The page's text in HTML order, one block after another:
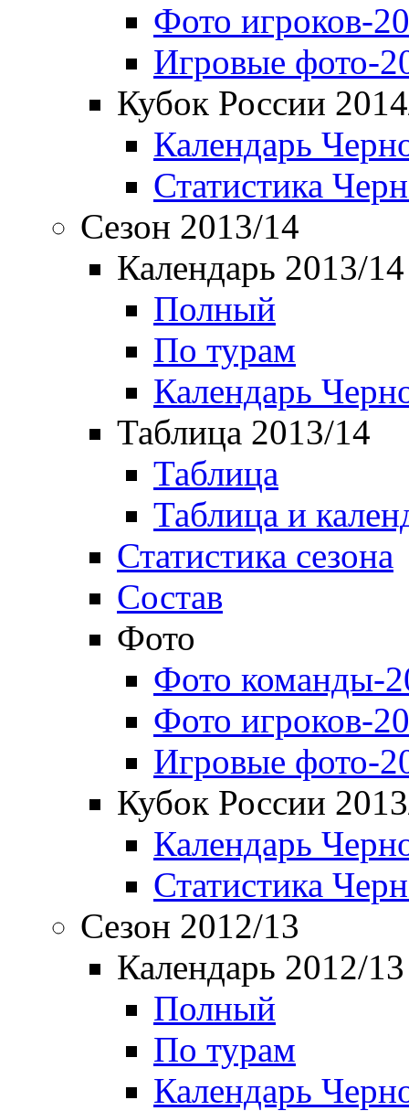
Фото игроков-
Игровые фото-
Кубок России
Календарь
Статистика
Сезон 2013/14
Календарь 2013/14
Полный
По турам
Календарь
Таблица 2013/14
Таблица
Таблица и
Статистика сезона
Состав
Фото
Фото команды-
Фото игроков-
Игровые фото-
Кубок России
Календарь
Статистика
Сезон 2012/13
Календарь 2012/13
Полный
По турам
Календарь